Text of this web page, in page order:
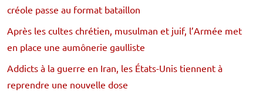
créole passe au format bataillon
Après les cultes chrétien, musulman et juif, l’Armée met
en place une aumônerie gaulliste
Addicts à la guerre en Iran, les États-Unis tiennent à
reprendre une nouvelle dose